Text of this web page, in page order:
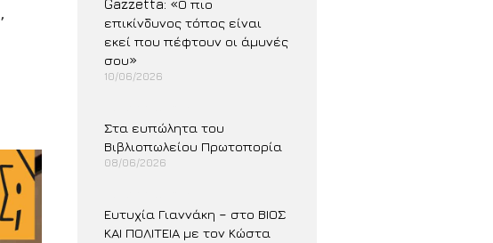
Gazzetta: «Ο πιο
επικίνδυνος τόπος είναι
εκεί που πέφτουν οι άμυνές
σου»
10/06/2026
Στα ευπώλητα του
Βιβλιοπωλείου Πρωτοπορία
08/06/2026
Ευτυχία Γιαννάκη – στο ΒΙΟΣ
ΚΑΙ ΠΟΛΙΤΕΙΑ με τον Κώστα